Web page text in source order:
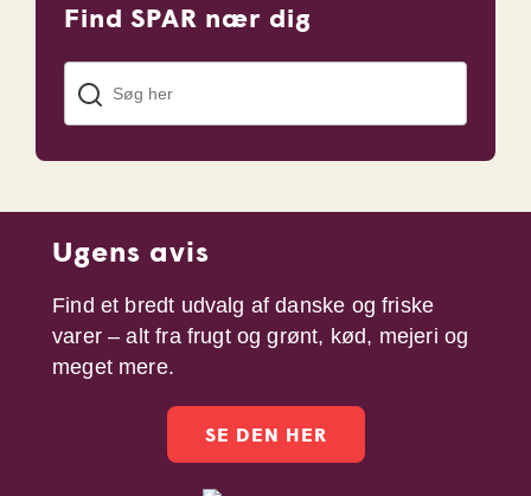
Find SPAR nær dig
Ugens avis
Find et bredt udvalg af danske og friske
varer – alt fra frugt og grønt, kød, mejeri og
meget mere.
SE DEN HER